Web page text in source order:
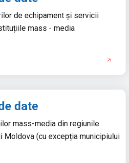
de echipament și servicii
mass - media
date
mass-media din regiunile
Moldova (cu excepția municipiului